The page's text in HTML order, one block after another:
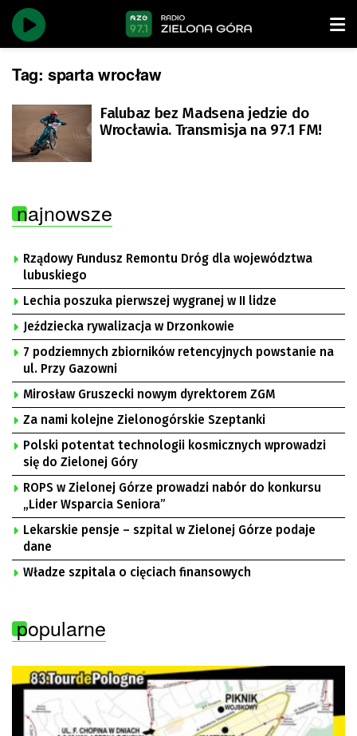
Tag: sparta wrocław
Falubaz bez Madsena jedzie do
Wrocławia. Transmisja na 97.1 FM!
najnowsze
Rządowy Fundusz Remontu Dróg dla województwa
lubuskiego
Lechia poszuka pierwszej wygranej w II lidze
Jeździecka rywalizacja w Drzonkowie
7 podziemnych zbiorników retencyjnych powstanie na
ul. Przy Gazowni
Mirosław Gruszecki nowym dyrektorem ZGM
Za nami kolejne Zielonogórskie Szeptanki
Polski potentat technologii kosmicznych wprowadzi
się do Zielonej Góry
ROPS w Zielonej Górze prowadzi nabór do konkursu
„Lider Wsparcia Seniora”
Lekarskie pensje – szpital w Zielonej Górze podaje
dane
Władze szpitala o cięciach finansowych
popularne